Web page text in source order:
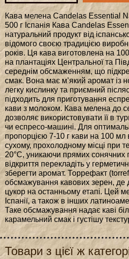
Кава мелена Candelas Essential
500 г Іспанія Кава Candelas
натуральний продукт від
відомого своєю традицією
років. Ця кава виготовлена на
на плантаціях Центральної та
середнім обсмаженням, що
смак. Вона має м’який аромат із
легку кислинку та приємний
підходить для приготування
кави з молоком. Кава мелена до
дозволяє використовувати її в
чи еспресо-машині. Для
пропорцією 7-10 г кави на 100 мл
сухому, прохолодному місці при
20°C, уникаючи прямих сонячних
відкриття перекладіть у
зберегти аромат. Торрефакт
обсмажування кавових зерен, де
цукор на останньому етапі. Цей
Іспанії, а також в інших
Таке обсмажування надає каві
карамельний смак і густішу
Товари з цієї ж